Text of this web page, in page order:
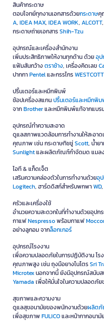
กลาง
ควรดูแลอุปกรณ์ตัด
ควรเช็ดทำความสะอาดหลังใช้งาน
ที่หนาหรือแข็งเกินกำหนด และเก็บใ
เลือกซื้อสินค้า
OFM
หากคุณกำลังมองหา
ยกระดับประสิทธิภาพการทำงาน
WESTCOTTและแบรนด์ชั้นนำอื่นๆ
ทุกความต้องการทั้งสำหรับการเรี
ใช้งานในองค์กรทุกระดับ
ช้อปง่าย มั่นใจด้วยบริการจัดส่งที่
รองรับทุกรูปแบบการสั่งซื้อทั้งแบบ
ซื้อวันนี้รับสิทธิพิเศษที่เหนือกว่า อาทิ
บริการจัดส่งฟรี* เมื่อสั่งซื้อครบตา
โปรโมชั่นล่าสุดและดีลสุดคุ้มได้ที่
OFM Online คือศูนย์รวมสินค้าเพื่
Business Solution) เราพร้อมม
ครบทุกหมวดหมู่ ตั้งแต่อุปกรณ์เครื่
เฟอร์นิเจอร์, เครื่องใช้ไฟฟ้า ไปจน
กับภาษีเต็มรูปแบบ เพื่อความคุ้มค่าแ
*เงื่อนไขเป็นไปตามที่บริษัทฯ กำหน
สินค้ากระดาษ
ตอบโจทย์ทุกงานเอกสารด้วยกระดาษคุ
A, IDEA MAX, IDEA WORK, ALCOTT,
กระดาษถ่ายเอกสารShih-Tzu
อุปกรณ์และเครื่องสำนักงาน
เพิ่มประสิทธิภาพให้งานทุกด้าน ด้วยอุป
แฟ้มสันกว้างตราช้าง, เครื่องคิดเลข
ปากกาPentelและกรรไกรWESTCOTT
ปริ้นเตอร์และหมึกพิมพ์
ช้อปเครื่องสแกนปริ้นเตอร์และหมึกพิ
จากBrotherและหมึกพิมพ์แท้จากแบร
อุปกรณ์ทำความสะอาด
ดูแลสภาพแวดล้อมการทำงานให้สะอา
คุณภาพ เช่น กระดาษทิชชู่Scott, น้ำย
Sunlightและผลิตภัณฑ์กำจัดมด แมล
ไอที & แก็ดเจ็ต
เสริมความคล่องตัวในการทำงานด้วยอุ
Logitech, ฮาร์ดดิสก์สำหรับพกพาWD
ครัวและเครื่องใช้
อำนวยความสะดวกในที่ทำงานด้วยอุป
กาแฟNespressoพร้อมกาแฟ
อย่างลูกอม จากล็อกเกอร์
อุปกรณ์โรงงาน
เพื่อความปลอดภัยในการปฏิบัติงาน โ
คุณภาพสูง เช่น ถุงมือยางไนโตรSri
Microtexนอกจากนี้ ยังมีอุปกรณ์สนับ
Yamada เพื่อให้มั่นใจในความปลอดภั
สุขภาพและความงาม
ดูแลสุขอนามัยของพนักงานด้วยผลิตภั
เพื่อสุขภาพFULICOและหน้ากากอนามั